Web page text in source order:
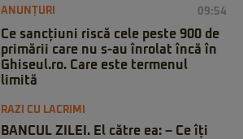
ANUNȚURI 09:54
Ce sancțiuni riscă cele peste 900 de
primării care nu s-au înrolat încă în
Ghiseul.ro. Care este termenul
limită
RAZI CU LACRIMI
BANCUL ZILEI. El către ea: – Ce îți